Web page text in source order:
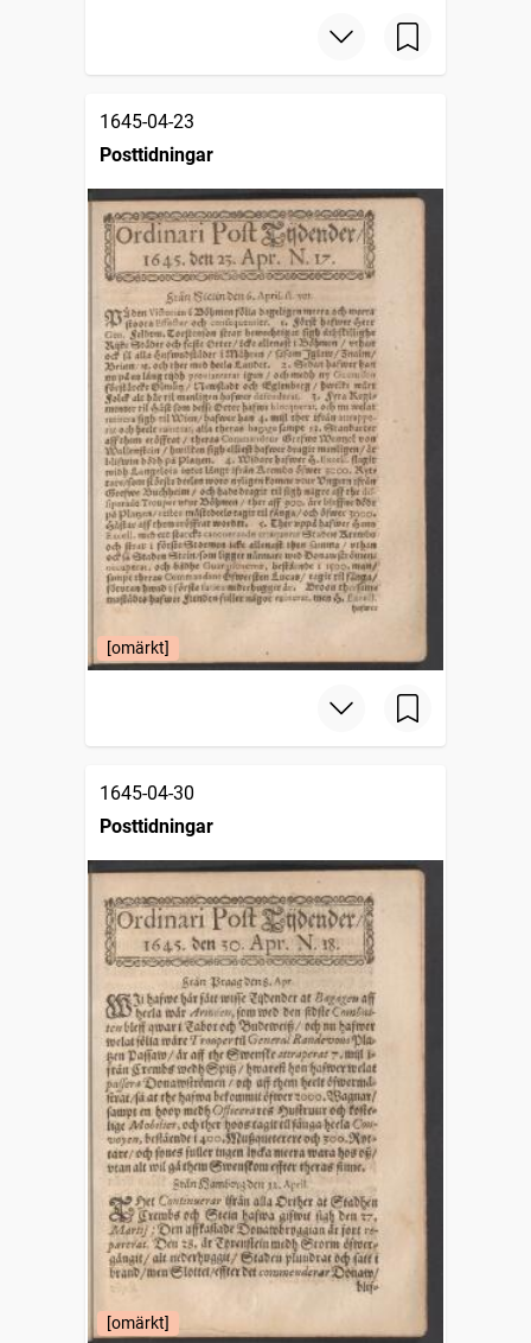
1645-04-23
Posttidningar
[omärkt]
1645-04-30
Posttidningar
[omärkt]